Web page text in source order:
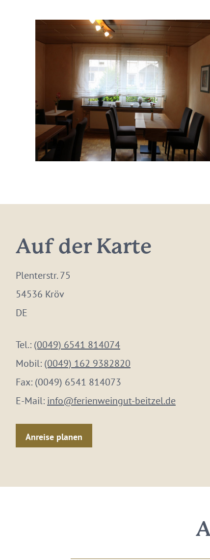
Auf der Karte
Plenterstr. 75
54536 Kröv
DE
Tel.: (0049) 6541 814074
Mobil: (0049) 162 9382820
Fax: (0049) 6541 814073
E-Mail: info@ferienweingut-beitzel.de
Anreise planen